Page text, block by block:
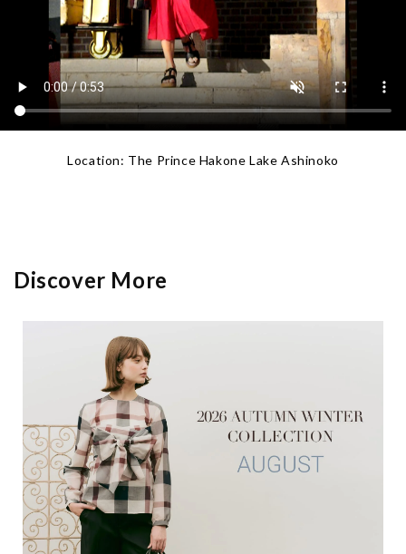
Location: The Prince Hakone Lake Ashinoko
Discover More